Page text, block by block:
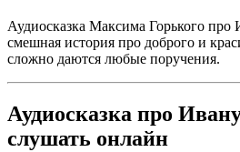
Аудиосказка Максима Горького
смешная история про доброго и
сложно даются любые поручения.
Аудиосказка про
слушать онлайн